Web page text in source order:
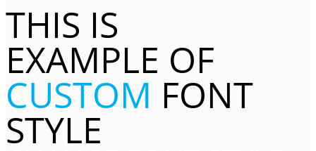
THIS IS
EXAMPLE OF
CUSTOM FONT
STYLE